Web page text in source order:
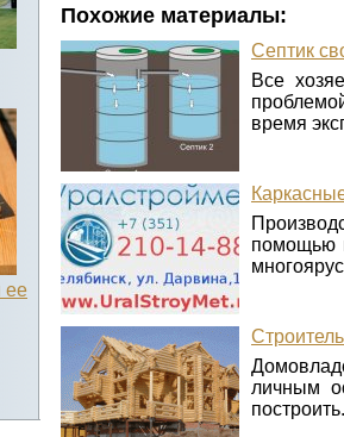
ее
Похожие материалы:
Септик
Все
время
помощью
личным